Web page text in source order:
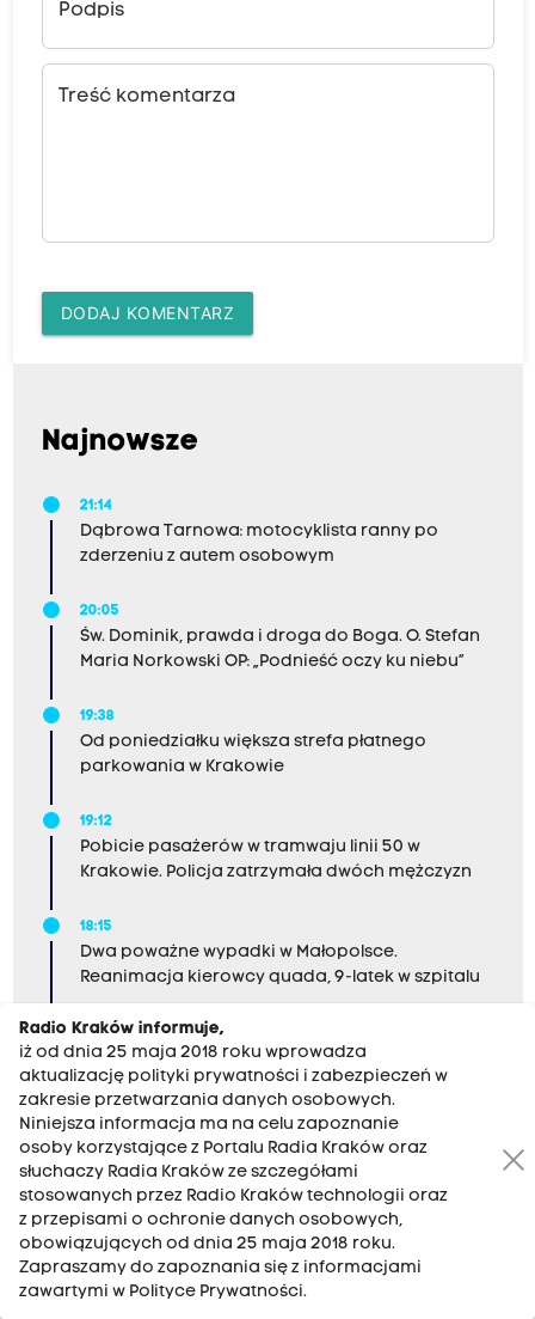
Podpis
Treść komentarza
DODAJ KOMENTARZ
Najnowsze
21:14
Dąbrowa Tarnowa: motocyklista ranny po
zderzeniu z autem osobowym
20:05
Św. Dominik, prawda i droga do Boga. O. Stefan
Maria Norkowski OP: „Podnieść oczy ku niebu”
19:38
Od poniedziałku większa strefa płatnego
parkowania w Krakowie
19:12
Pobicie pasażerów w tramwaju linii 50 w
Krakowie. Policja zatrzymała dwóch mężczyzn
18:15
Dwa poważne wypadki w Małopolsce.
Reanimacja kierowcy quada, 9-latek w szpitalu
KONTAKT
Radio Kraków informuje,
iż od dnia 25 maja 2018 roku wprowadza
aktualizację polityki prywatności i zabezpieczeń w
zakresie przetwarzania danych osobowych.
Niniejsza informacja ma na celu zapoznanie
osoby korzystające z Portalu Radia Kraków oraz
słuchaczy Radia Kraków ze szczegółami
stosowanych przez Radio Kraków technologii oraz
z przepisami o ochronie danych osobowych,
obowiązujących od dnia 25 maja 2018 roku.
Zapraszamy do zapoznania się z informacjami
zawartymi w Polityce Prywatności.